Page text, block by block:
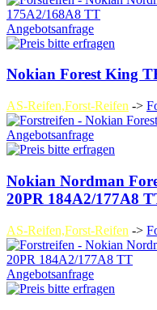
Angebotsanfrage
Nokian Forest King
AS-Reifen,Forst-Reifen ->
Angebotsanfrage
Nokian Nordman
20PR 184A2/177A8
AS-Reifen,Forst-Reifen ->
Angebotsanfrage